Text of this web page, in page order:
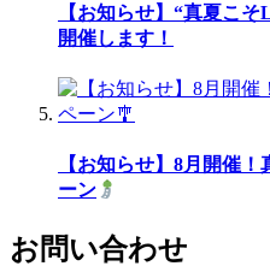
【お知らせ】“真夏こ
開催します！
【お知らせ】8月開催
ーン
お問い合わせ